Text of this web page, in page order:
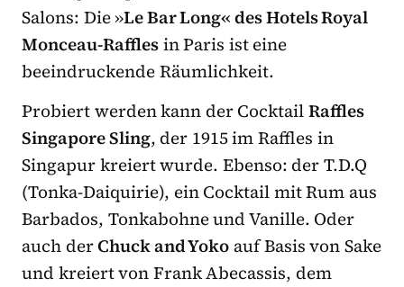
Salons: Die »Le Bar Long« des Hotels Royal
Monceau-Rafflesin Paris ist eine
beeindruckende Räumlichkeit.
Probiert werden kann der CocktailRaffles
Singapore Sling, der 1915 im Raffles in
Singapur kreiert wurde. Ebenso: der T.D.Q
(Tonka-Daiquirie), ein Cocktail mit Rum aus
Barbados, Tonkabohne und Vanille. Oder
auch derChuck and Yoko auf Basis von Sake
und kreiert von Frank Abecassis, dem